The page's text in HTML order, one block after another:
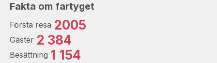
Fakta om fartyget
Första resa 2005
Gäster 2 384
Besättning 1 154